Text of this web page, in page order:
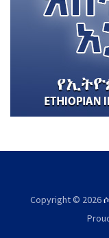
Copyright © 2026